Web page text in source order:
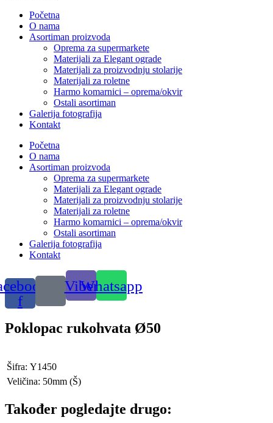
Početna
O nama
Asortiman proizvoda
Oprema za supermarkete
Materijali za Elegant ograde
Materijali za proizvodnju stolarije
Materijali za roletne
Harmo komarnici – oprema/okvir
Ostali asortiman
Galerija fotografija
Kontakt
Početna
O nama
Asortiman proizvoda
Oprema za supermarkete
Materijali za Elegant ograde
Materijali za proizvodnju stolarije
Materijali za roletne
Harmo komarnici – oprema/okvir
Ostali asortiman
Galerija fotografija
Kontakt
f
ViberWhatsapp
Poklopac rukohvata Ø50
Šifra: Y1450
Veličina: 50mm (Š)
Također pogledajte drugo: